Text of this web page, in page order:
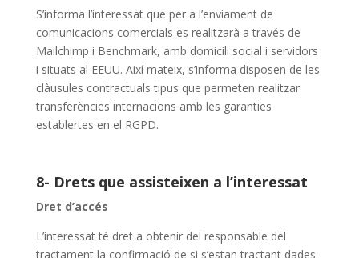
S’informa l’interessat que per a l’enviament de
comunicacions comercials es realitzarà a través de
Mailchimp i Benchmark, amb domicili social i servidors
i situats al EEUU. Així mateix, s’informa disposen de les
clàusules contractuals tipus que permeten realitzar
transferències internacions amb les garanties
establertes en el RGPD.
8- Drets que assisteixen a l’interessat
Dret d’accés
L’interessat té dret a obtenir del responsable del
tractament la confirmació de si s’estan tractant dades